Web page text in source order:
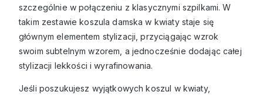
szczególnie w połączeniu z klasycznymi szpilkami. W
takim zestawie koszula damska w kwiaty staje się
głównym elementem stylizacji, przyciągając wzrok
swoim subtelnym wzorem, a jednocześnie dodając całej
stylizacji lekkości i wyrafinowania.
Jeśli poszukujesz wyjątkowych koszul w kwiaty,